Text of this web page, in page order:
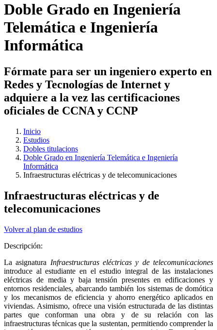
Doble Grado en Ingeniería
Telemática e Ingeniería
Informática
Fórmate para ser un ingeniero experto en
Redes y Tecnologías de Internet y
adquiere a la vez las certificaciones
oficiales de CCNA y CCNP
Inicio
Estudios
Dobles titulacions
Doble Grado en Ingeniería Telemática e Ingeniería
Informática
Infraestructuras eléctricas y de telecomunicaciones
Infraestructuras eléctricas y de
telecomunicaciones
Volver al plan de estudios
Descripción:
La asignatura Infraestructuras eléctricas y de telecomunicaciones
introduce al estudiante en el estudio integral de las instalaciones
eléctricas de media y baja tensión presentes en edificaciones y
entornos residenciales, abarcando también los sistemas de domótica
y los mecanismos de eficiencia y ahorro energético aplicados en
viviendas. Asimismo, ofrece una visión estructurada de las distintas
partes que conforman una obra y de su relación con las
infraestructuras técnicas que la sustentan, permitiendo comprender la